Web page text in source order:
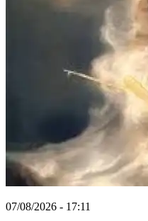
07/08/2026 - 17:11